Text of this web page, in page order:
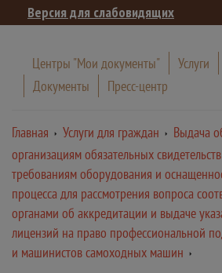
Версия для слабовидящих
Центры "Мои документы" Услуги
Документы
Пресс-центр
Главная Услуги для граждан
Выдача
организациям обязательных
требованиям оборудования и
процесса для рассмотрения вопроса
органами об аккредитации и выдаче
лицензий на право профессиональной
и машинистов самоходных машин